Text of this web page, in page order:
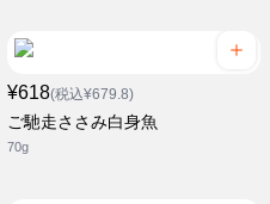
¥618(税込¥679.8)
ご馳走ささみ白身魚
70g